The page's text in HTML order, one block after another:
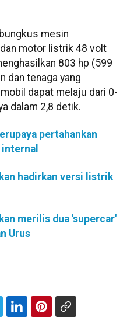
mesin
motor listrik 48 volt
803 hp (599
dan tenaga yang
dapat melaju dari 0-
dalam 2,8 detik.
pertahankan
hadirkan versi listrik
merilis dua 'supercar'
Urus